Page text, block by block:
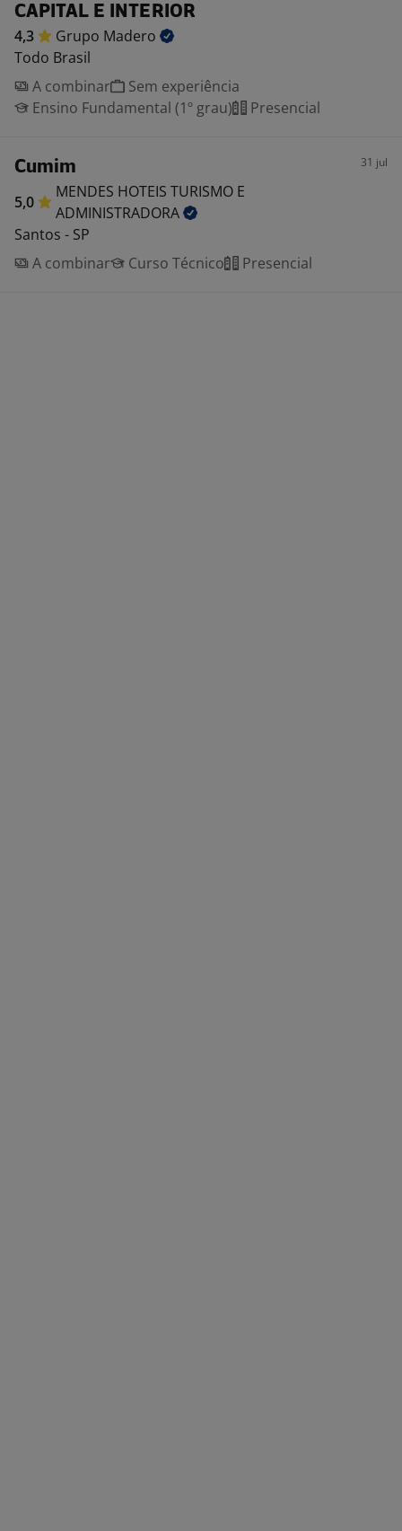
CAPITAL E INTERIOR
4,3 Grupo Madero
Todo Brasil
A combinar
Sem experiência
Ensino Fundamental (1º grau)
Presencial
Cumim 31 jul
5,0
MENDES HOTEIS TURISMO E
ADMINISTRADORA
Santos - SP
A combinar
Curso Técnico Presencial